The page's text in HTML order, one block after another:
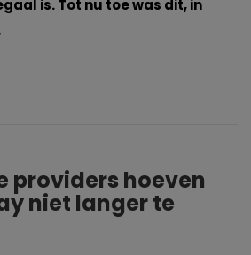
is. Tot nu toe was dit, in
providers hoeven
niet langer te